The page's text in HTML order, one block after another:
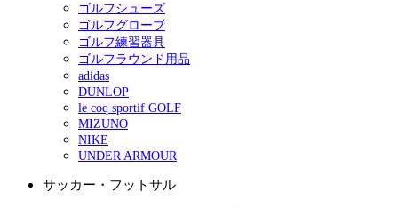
ゴルフシューズ
ゴルフグローブ
ゴルフ練習器具
ゴルフラウンド用品
adidas
DUNLOP
le coq sportif GOLF
MIZUNO
NIKE
UNDER ARMOUR
サッカー・フットサル